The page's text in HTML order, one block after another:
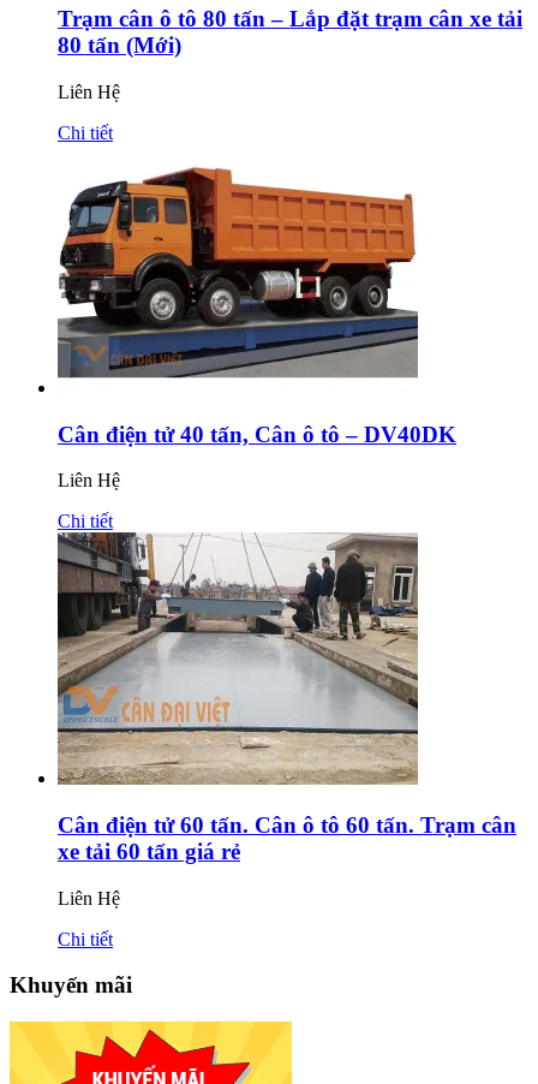
Trạm cân ô tô 80 tấn – Lắp đặt trạm cân xe tải
80 tấn (Mới)
Liên Hệ
Chi tiết
Cân điện tử 40 tấn, Cân ô tô – DV40DK
Liên Hệ
Chi tiết
Cân điện tử 60 tấn. Cân ô tô 60 tấn. Trạm cân
xe tải 60 tấn giá rẻ
Liên Hệ
Chi tiết
Khuyến mãi